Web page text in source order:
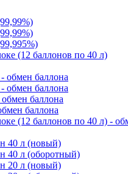
(12 баллонов по 40 л)
обмен баллона
обмен баллона
баллона
баллона
(12 баллонов по 40 л) -
40 л (новый)
40 л (оборотный)
20 л (новый)